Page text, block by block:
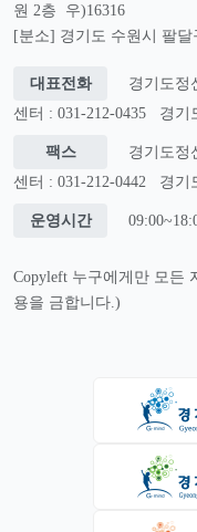
원 2층 우)16316
[분소] 경기도 수원시 팔달
대표전화
경기도정
센터 : 031-212-0435
경기
팩스
경기도정
센터 : 031-212-0442
경기
운영시간
Copyleft 누구에게만 모든
용을 금합니다.)